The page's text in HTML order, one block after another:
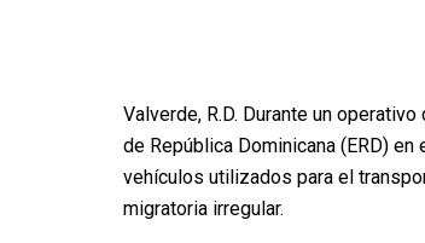
Valverde, R.D. Durante un
de República Dominicana (ERD)
vehículos utilizados para el
migratoria irregular.